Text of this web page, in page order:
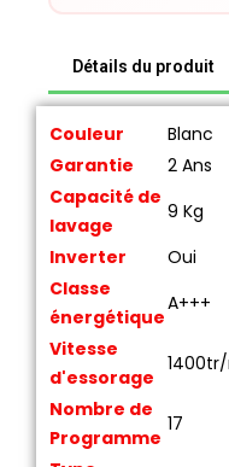
Détails du produit
Couleur
Blanc
Garantie
2 Ans
Capacité de
lavage
9 Kg
Inverter
Oui
Classe
énergétique
A+++
Vitesse
d'essorage
Nombre de
Programme
17